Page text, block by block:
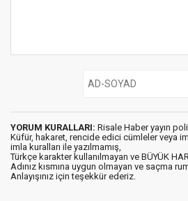
YORUM KURALLARI: Risale Haber yayın
Küfür, hakaret, rencide edici cümleler veya
imla kuralları ile yazılmamış,
Türkçe karakter kullanılmayan ve BÜYÜK
Adınız kısmına uygun olmayan ve saçma
Anlayışınız için teşekkür ederiz.